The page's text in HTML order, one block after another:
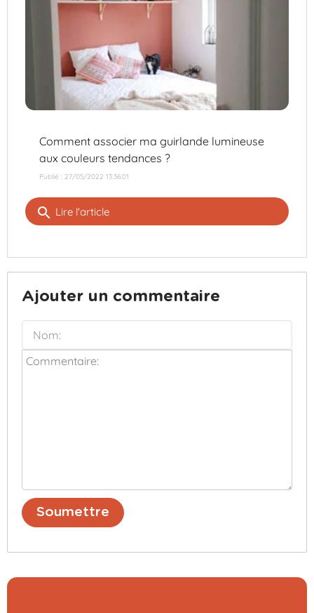
Comment associer ma guirlande lumineuse
aux couleurs tendances ?
Publié : 27/05/2022 13:36:01
search Lire l'article
Ajouter un commentaire